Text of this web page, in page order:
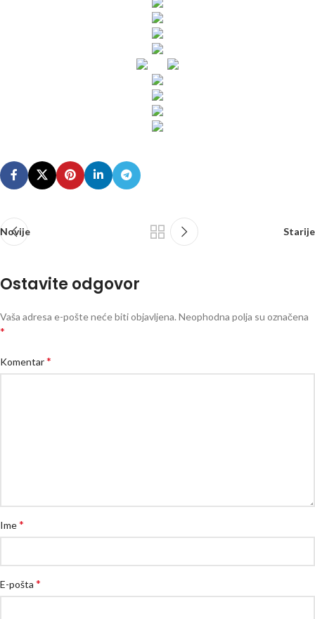
Novije Starije
Ostavite odgovor
Vaša adresa e-pošte neće biti objavljena. Neophodna polja su označena
*
Komentar*
Ime*
E-pošta *